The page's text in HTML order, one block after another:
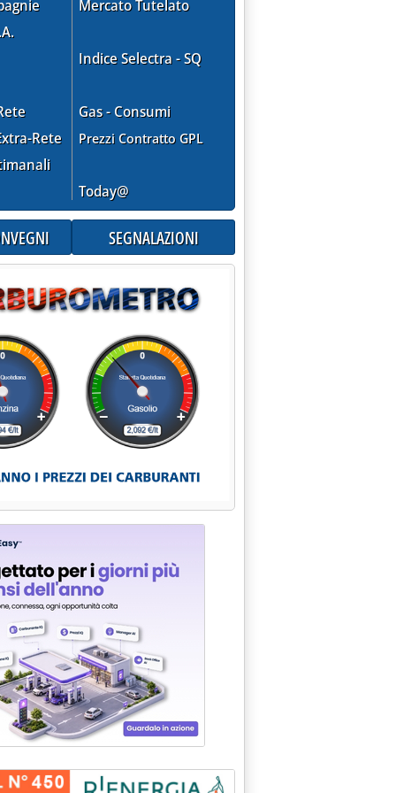
Rete
Mercato Tutelato
Indice Selectra - SQ
Gas - Consumi
Prezzi Contratto GPL
Today@
SEGNALAZIONI